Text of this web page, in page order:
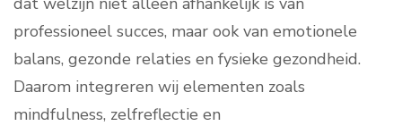
professioneel succes, maar ook van emotionele
balans, gezonde relaties en fysieke gezondheid.
Daarom integreren wij elementen zoals
mindfulness, zelfreflectie en